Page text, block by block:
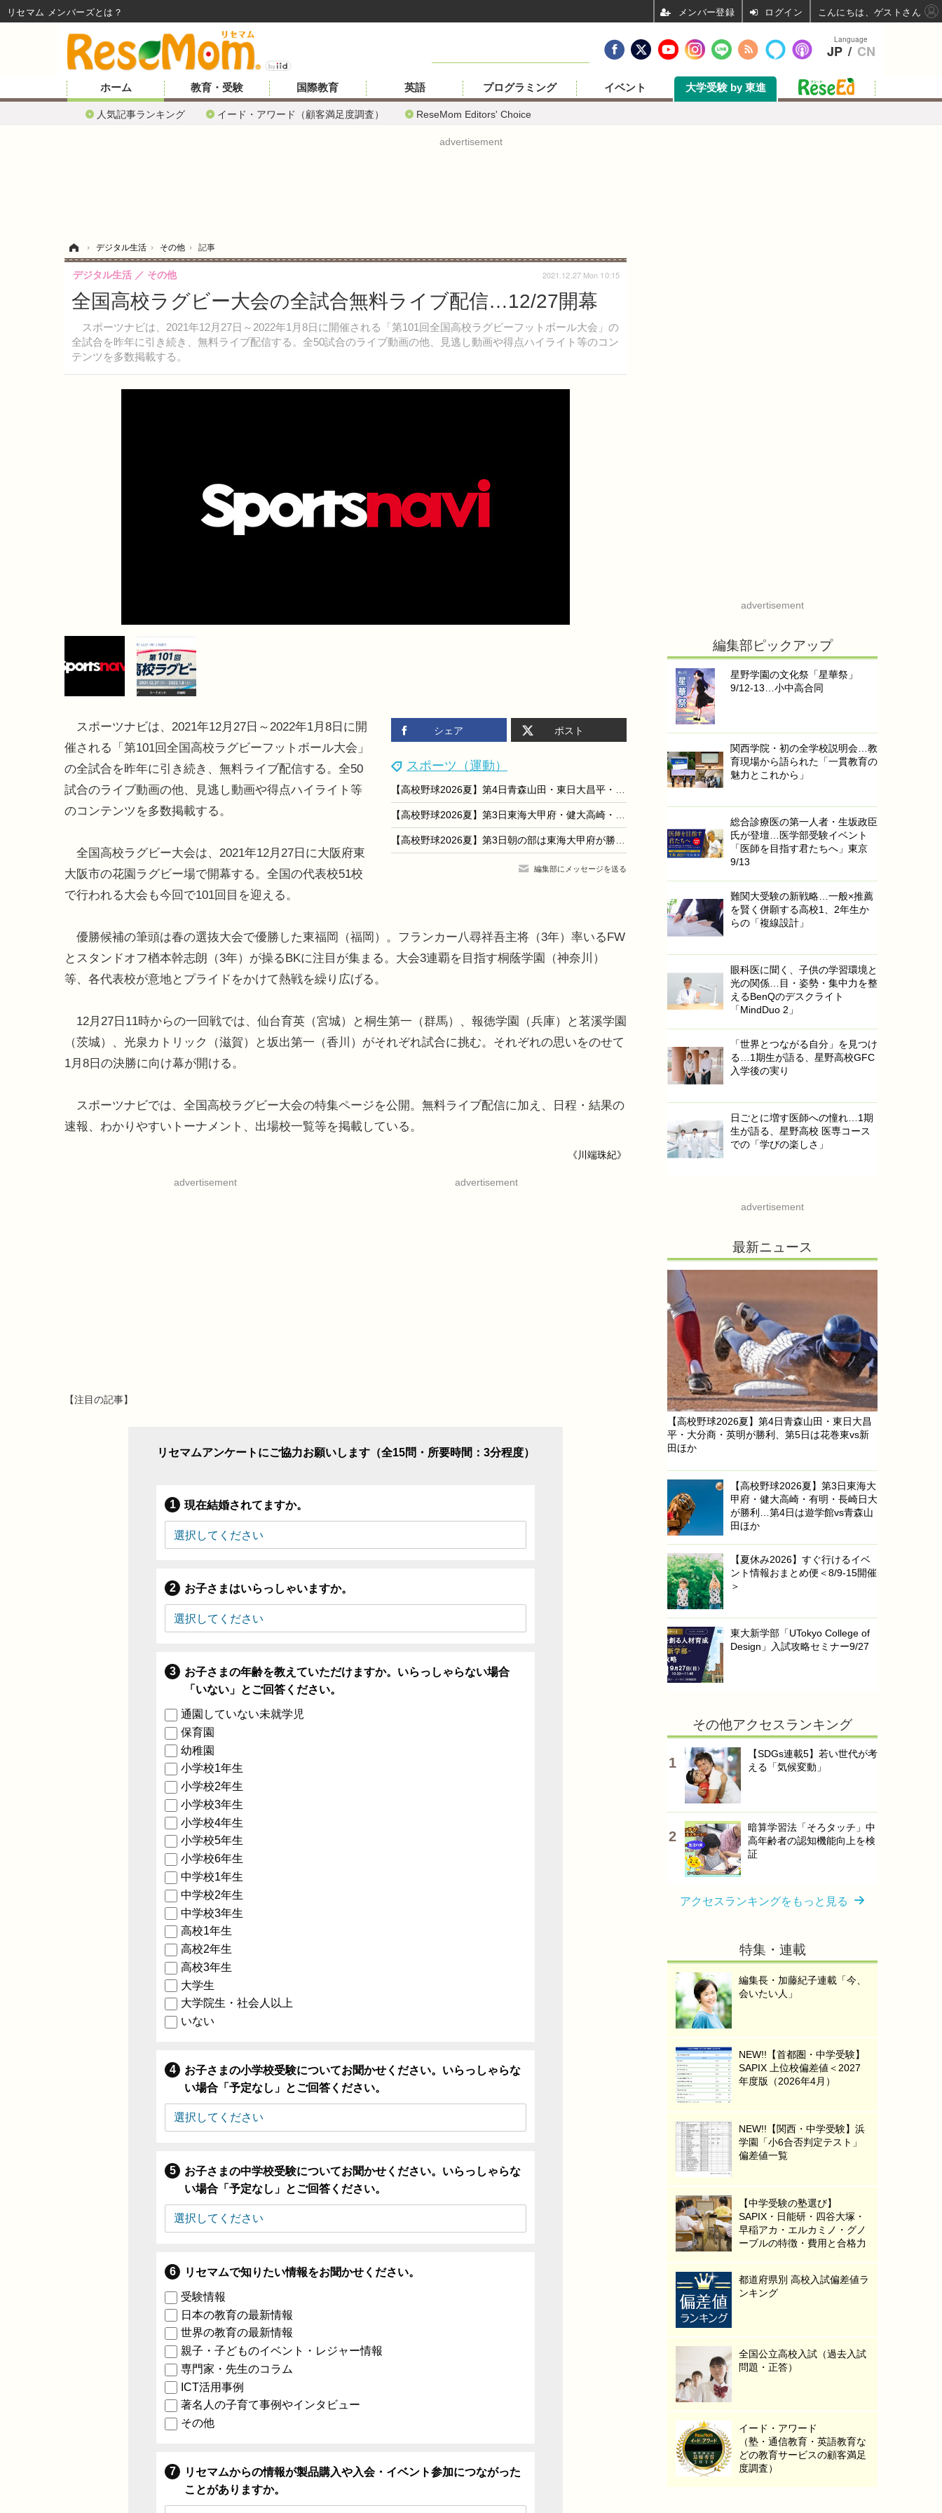
ホーム
人気記事ランキング イード・アワード（顧客満足度調査） ReseMom Editors' Choice
教育・受験 国際教育 英語 プログラミング イベント 大学受験 by 東進
advertisement
› デジタル生活 › その他 › 記事
全国高校ラグビー大会の全試合無料ライブ配信…12/27開幕
スポーツナビは、2021年12月27日～2022年1月8日に開催される「第101回全国高校ラグビーフットボール大会」の
全試合を昨年に引き続き、無料ライブ配信する。全50試合のライブ動画の他、見逃し動画や得点ハイライト等のコン
テンツを多数掲載する。
デジタル生活 その他 2021.12.27 Mon 10:15
シェア ポスト
スポーツ（運動）
【高校野球2026夏】第4日青森山田・東日大昌平・大分商・英明が勝利、第5日は花巻東vs新田ほか
【高校野球2026夏】第3日東海大甲府・健大高崎・有明・長崎日大が勝利…第4日は遊学館vs青森山田ほか
【高校野球2026夏】第3日朝の部は東海大甲府が勝利、午後の部で八幡商と健大高崎が激突
編集部にメッセージを送る
スポーツナビは、2021年12月27日～2022年1月8日に開
催される「第101回全国高校ラグビーフットボール大会」
の全試合を昨年に引き続き、無料ライブ配信する。全50
試合のライブ動画の他、見逃し動画や得点ハイライト等
のコンテンツを多数掲載する。
全国高校ラグビー大会は、2021年12月27日に大阪府東
大阪市の花園ラグビー場で開幕する。全国の代表校51校
で行われる大会も今回で101回目を迎える。
優勝候補の筆頭は春の選抜大会で優勝した東福岡（福岡）。フランカー八尋祥吾主将（3年）率いるFW
とスタンドオフ楢本幹志朗（3年）が操るBKに注目が集まる。大会3連覇を目指す桐蔭学園（神奈川）
等、各代表校が意地とプライドをかけて熱戦を繰り広げる。
12月27日11時からの一回戦では、仙台育英（宮城）と桐生第一（群馬）、報徳学園（兵庫）と茗溪学園
（茨城）、光泉カトリック（滋賀）と坂出第一（香川）がそれぞれ試合に挑む。それぞれの思いをのせて
1月8日の決勝に向け幕が開ける。
スポーツナビでは、全国高校ラグビー大会の特集ページを公開。無料ライブ配信に加え、日程・結果の
速報、わかりやすいトーナメント、出場校一覧等を掲載している。
《川端珠紀》
advertisement advertisement
【注目の記事】
リセマムアンケートにご協力お願いします（全15問・所要時間：3分程度）
現在結婚されてますか。
お子さまはいらっしゃいますか。
お子さまの年齢を教えていただけますか。いらっしゃらない場合
「いない」とご回答ください。
通園していない未就学児
保育園
幼稚園
小学校1年生
小学校2年生
小学校3年生
小学校4年生
小学校5年生
小学校6年生
中学校1年生
中学校2年生
中学校3年生
高校1年生
高校2年生
高校3年生
大学生
大学院生・社会人以上
いない
お子さまの小学校受験についてお聞かせください。いらっしゃらな
い場合「予定なし」とご回答ください。
お子さまの中学校受験についてお聞かせください。いらっしゃらな
い場合「予定なし」とご回答ください。
リセマムで知りたい情報をお聞かせください。
受験情報
日本の教育の最新情報
世界の教育の最新情報
親子・子どものイベント・レジャー情報
専門家・先生のコラム
ICT活用事例
著名人の子育て事例やインタビュー
その他
リセマムからの情報が製品購入や入会・イベント参加につながった
ことがありますか。
advertisement
編集部ピックアップ
星野学園の文化祭「星華祭」
9/12-13…小中高合同
関西学院・初の全学校説明会…教
育現場から語られた「一貫教育の
魅力とこれから」
総合診療医の第一人者・生坂政臣
氏が登壇…医学部受験イベント
「医師を目指す君たちへ」東京
9/13
難関大受験の新戦略…一般×推薦
を賢く併願する高校1、2年生か
らの「複線設計」
眼科医に聞く、子供の学習環境と
光の関係…目・姿勢・集中力を整
えるBenQのデスクライト
「MindDuo 2」
「世界とつながる自分」を見つけ
る…1期生が語る、星野高校GFC
入学後の実り
日ごとに増す医師への憧れ…1期
生が語る、星野高校 医専コース
での「学びの楽しさ」
advertisement
最新ニュース
【高校野球2026夏】第4日青森山田・東日大昌
平・大分商・英明が勝利、第5日は花巻東vs新
田ほか
【高校野球2026夏】第3日東海大
甲府・健大高崎・有明・長崎日大
が勝利…第4日は遊学館vs青森山
田ほか
【夏休み2026】すぐ行けるイベ
ント情報おまとめ便＜8/9-15開催
＞
東大新学部「UTokyo College of
Design」入試攻略セミナー9/27
その他アクセスランキング
【SDGs連載5】若い世代が考
える「気候変動」
暗算学習法「そろタッチ」中
高年齢者の認知機能向上を検
証
アクセスランキングをもっと見る
特集・連載
編集長・加藤紀子連載「今、
会いたい人」
NEW!!【首都圏・中学受験】
SAPIX 上位校偏差値＜2027
年度版（2026年4月）
NEW!!【関西・中学受験】浜
学園「小6合否判定テスト」
偏差値一覧
【中学受験の塾選び】
SAPIX・日能研・四谷大塚・
早稲アカ・エルカミノ・グノ
ーブルの特徴・費用と合格力
都道府県別 高校入試偏差値ラ
ンキング
全国公立高校入試（過去入試
問題・正答）
イード・アワード
（塾・通信教育・英語教育な
どの教育サービスの顧客満足
度調査）
Language
JP / CN
リセマム メンバーズ ログイン こんにちは、ゲストさん